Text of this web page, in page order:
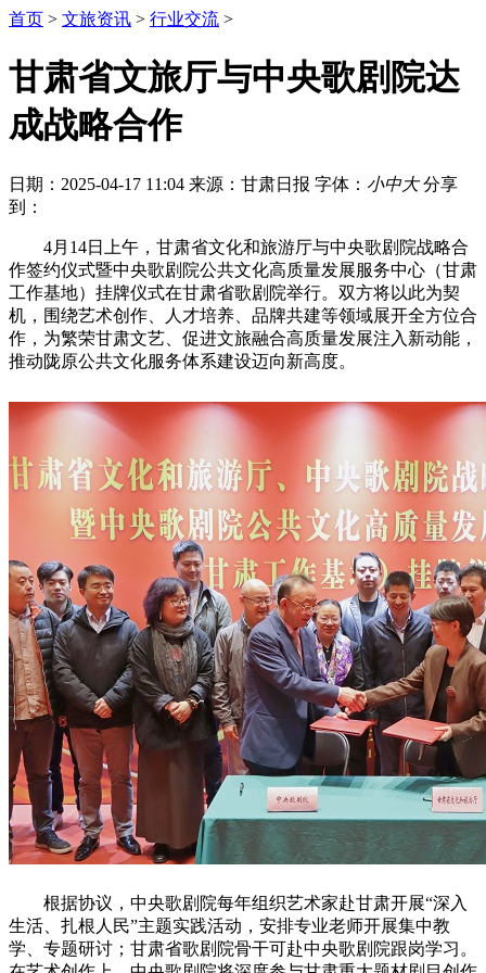
首页 > 文旅资讯 > 行业交流 >
甘肃省文旅厅与中央歌剧院达
成战略合作
日期：2025-04-17 11:04 来源：甘肃日报 字体： 小中大 分享
到：
4月14日上午，甘肃省文化和旅游厅与中央歌剧院战略合
作签约仪式暨中央歌剧院公共文化高质量发展服务中心（甘肃
工作基地）挂牌仪式在甘肃省歌剧院举行。双方将以此为契
机，围绕艺术创作、人才培养、品牌共建等领域展开全方位合
作，为繁荣甘肃文艺、促进文旅融合高质量发展注入新动能，
推动陇原公共文化服务体系建设迈向新高度。
根据协议，中央歌剧院每年组织艺术家赴甘肃开展“深入
生活、扎根人民”主题实践活动，安排专业老师开展集中教
学、专题研讨；甘肃省歌剧院骨干可赴中央歌剧院跟岗学习。